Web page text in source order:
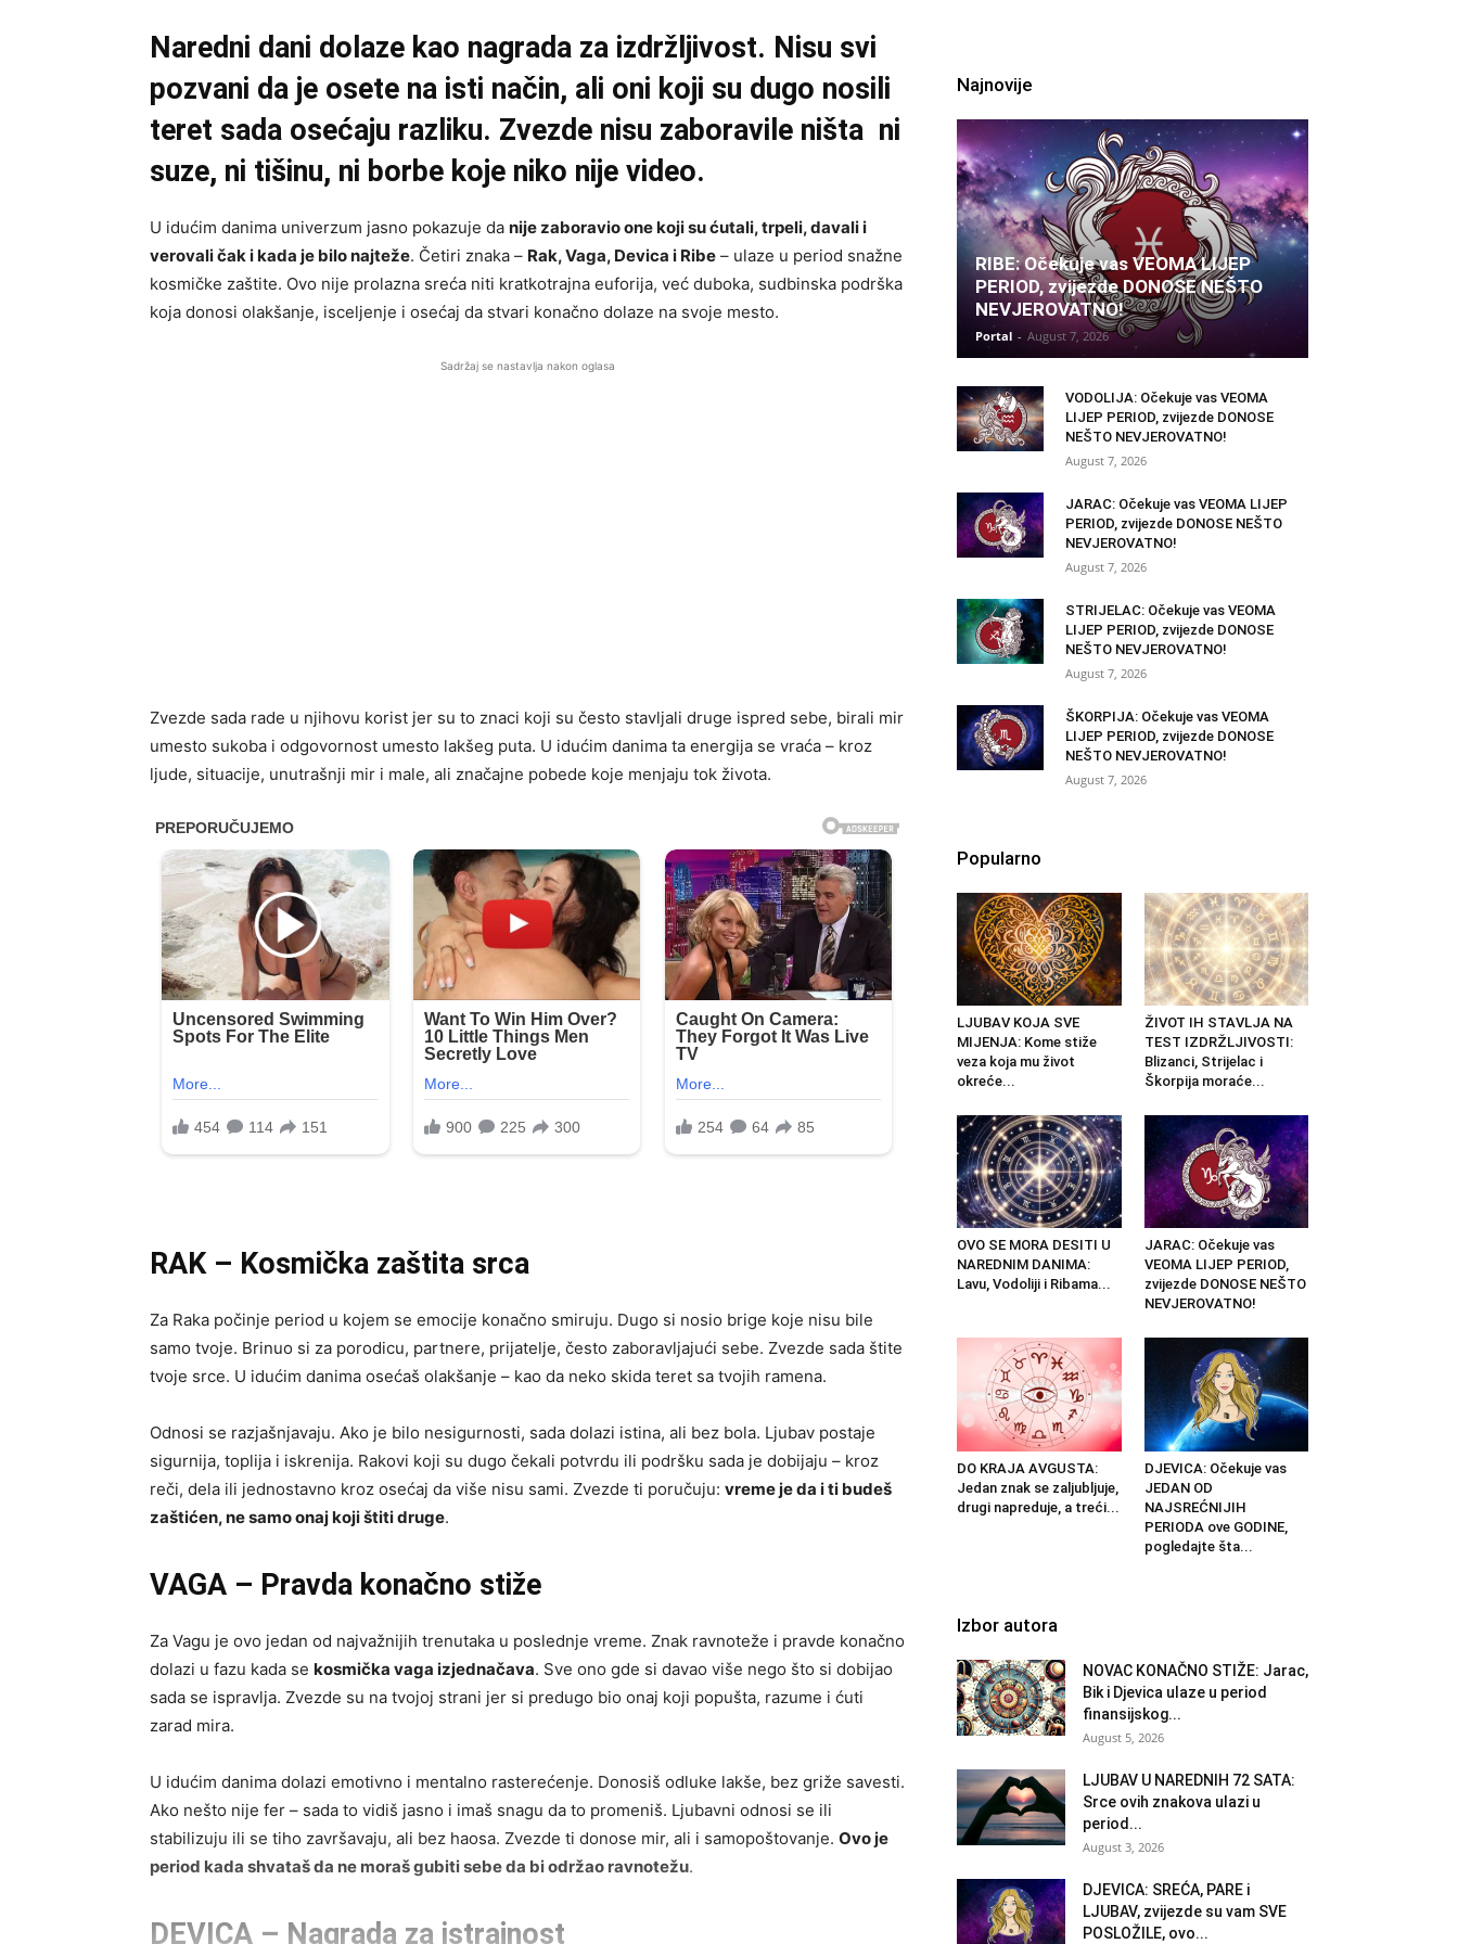
Naredni dani dolaze kao nagrada za izdržljivost. Nisu svi
pozvani da je osete na isti način, ali oni koji su dugo nosili
teret sada osećaju razliku. Zvezde nisu zaboravile ništa ni
suze, ni tišinu, ni borbe koje niko nije video.
U idućim danima univerzum jasno pokazuje da nije zaboravio one koji su ćutali, trpeli, davali i
verovali čak i kada je bilo najteže. Četiri znaka – Rak, Vaga, Devica i Ribe – ulaze u period snažne
kosmičke zaštite. Ovo nije prolazna sreća niti kratkotrajna euforija, već duboka, sudbinska podrška
koja donosi olakšanje, isceljenje i osećaj da stvari konačno dolaze na svoje mesto.
Sadržaj se nastavlja nakon oglasa
Zvezde sada rade u njihovu korist jer su to znaci koji su često stavljali druge ispred sebe, birali mir
umesto sukoba i odgovornost umesto lakšeg puta. U idućim danima ta energija se vraća – kroz
ljude, situacije, unutrašnji mir i male, ali značajne pobede koje menjaju tok života.
RAK – Kosmička zaštita srca
Za Raka počinje period u kojem se emocije konačno smiruju. Dugo si nosio brige koje nisu bile
samo tvoje. Brinuo si za porodicu, partnere, prijatelje, često zaboravljajući sebe. Zvezde sada štite
tvoje srce. U idućim danima osećaš olakšanje – kao da neko skida teret sa tvojih ramena.
Odnosi se razjašnjavaju. Ako je bilo nesigurnosti, sada dolazi istina, ali bez bola. Ljubav postaje
sigurnija, toplija i iskrenija. Rakovi koji su dugo čekali potvrdu ili podršku sada je dobijaju – kroz
reči, dela ili jednostavno kroz osećaj da više nisu sami. Zvezde ti poručuju: vreme je da i ti budeš
zaštićen, ne samo onaj koji štiti druge.
VAGA – Pravda konačno stiže
Za Vagu je ovo jedan od najvažnijih trenutaka u poslednje vreme. Znak ravnoteže i pravde konačno
dolazi u fazu kada se kosmička vaga izjednačava. Sve ono gde si davao više nego što si dobijao
sada se ispravlja. Zvezde su na tvojoj strani jer si predugo bio onaj koji popušta, razume i ćuti
zarad mira.
U idućim danima dolazi emotivno i mentalno rasterećenje. Donosiš odluke lakše, bez griže savesti.
Ako nešto nije fer – sada to vidiš jasno i imaš snagu da to promeniš. Ljubavni odnosi se ili
stabilizuju ili se tiho završavaju, ali bez haosa. Zvezde ti donose mir, ali i samopoštovanje. Ovo je
period kada shvataš da ne moraš gubiti sebe da bi održao ravnotežu.
DEVICA – Nagrada za istrajnost
Najnovije
RIBE: Očekuje vas VEOMA LIJEP
PERIOD, zvijezde DONOSE NEŠTO
NEVJEROVATNO!
Portal - August 7, 2026
VODOLIJA: Očekuje vas VEOMA
LIJEP PERIOD, zvijezde DONOSE
NEŠTO NEVJEROVATNO!
August 7, 2026
JARAC: Očekuje vas VEOMA LIJEP
PERIOD, zvijezde DONOSE NEŠTO
NEVJEROVATNO!
August 7, 2026
STRIJELAC: Očekuje vas VEOMA
LIJEP PERIOD, zvijezde DONOSE
NEŠTO NEVJEROVATNO!
August 7, 2026
ŠKORPIJA: Očekuje vas VEOMA
LIJEP PERIOD, zvijezde DONOSE
NEŠTO NEVJEROVATNO!
August 7, 2026
Popularno
LJUBAV KOJA SVE
MIJENJA: Kome stiže
veza koja mu život
okreće...
ŽIVOT IH STAVLJA NA
TEST IZDRŽLJIVOSTI:
Blizanci, Strijelac i
Škorpija moraće...
OVO SE MORA DESITI U
NAREDNIM DANIMA:
Lavu, Vodoliji i Ribama...
JARAC: Očekuje vas
VEOMA LIJEP PERIOD,
zvijezde DONOSE NEŠTO
NEVJEROVATNO!
DO KRAJA AVGUSTA:
Jedan znak se zaljubljuje,
drugi napreduje, a treći...
DJEVICA: Očekuje vas
JEDAN OD
NAJSREĆNIJIH
PERIODA ove GODINE,
pogledajte šta...
Izbor autora
NOVAC KONAČNO STIŽE: Jarac,
Bik i Djevica ulaze u period
finansijskog...
August 5, 2026
LJUBAV U NAREDNIH 72 SATA:
Srce ovih znakova ulazi u
period...
August 3, 2026
DJEVICA: SREĆA, PARE i
LJUBAV, zvijezde su vam SVE
POSLOŽILE, ovo...